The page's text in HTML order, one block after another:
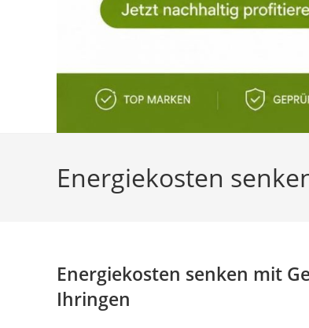
Energiekosten
Energiekosten senken mit
Ihringen